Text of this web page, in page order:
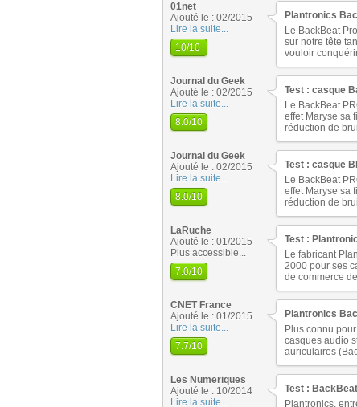
01net
Ajouté le : 02/2015
Lire la suite...
10/10
Plantronics
Le BackBeat
sur notre tête
vouloir
Journal du Geek
Ajouté le : 02/2015
Lire la suite...
8.0/10
Test : casque
Le BackBeat
effet Maryse sa
réduction de
Journal du Geek
Ajouté le : 02/2015
Lire la suite...
8.0/10
Test : casque
Le BackBeat
effet Maryse sa
réduction de
LaRuche
Ajouté le : 01/2015
Plus accessible...
7.0/10
Test :
Le fabricant
2000 pour ses
de commerce
CNET France
Ajouté le : 01/2015
Lire la suite...
7.7/10
Plantronics
Plus connu
casques audio
auriculaires
Les Numeriques
Ajouté le : 10/2014
Lire la suite...
Test :
Plantronics,